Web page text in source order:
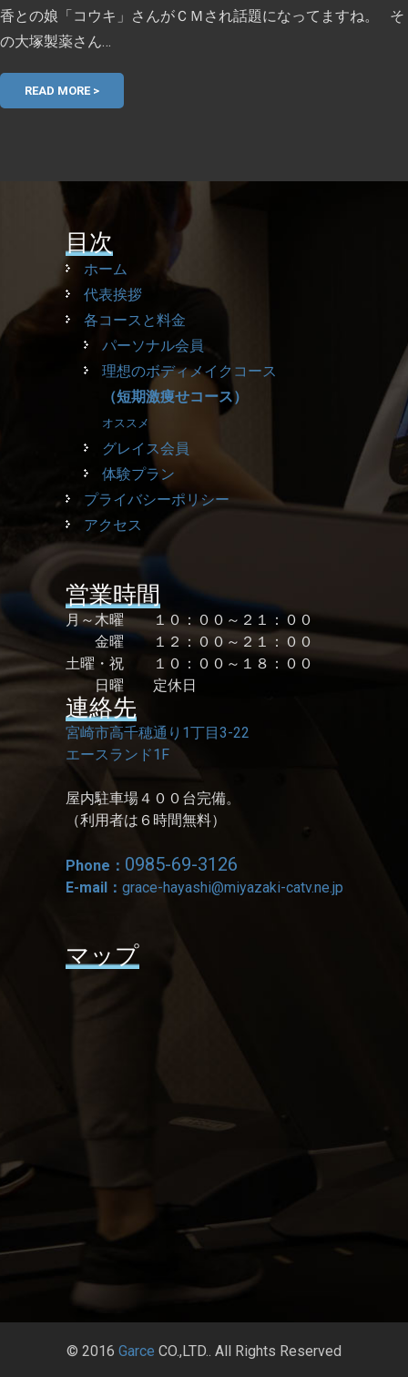
香との娘「コウキ」さんがＣＭされ話題になってますね。 そ
の大塚製薬さん…
READ MORE >
目次
ホーム
代表挨拶
各コースと料金
パーソナル会員
理想のボディメイクコース
（短期激痩せコース）
オススメ
グレイス会員
体験プラン
プライバシーポリシー
アクセス
営業時間
月～木曜 １０：００～２１：００
金曜 １２：００～２１：００
土曜・祝 １０：００～１８：００
日曜 定休日
連絡先
宮崎市高千穂通り1丁目3-22
エースランド1F
屋内駐車場４００台完備。
（利用者は６時間無料）
Phone： 0985-69-3126
E-mail： grace-hayashi@miyazaki-catv.ne.jp
マップ
© 2016 Garce CO.,LTD.. All Rights Reserved